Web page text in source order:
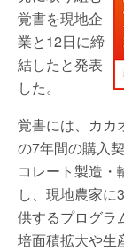
覚書を現地企
業と12日に締
結したと発表
した。
覚書には、カカ
の7年間の購入
コレート製造・
し、現地農家
供するプログラ
培面積拡大や生